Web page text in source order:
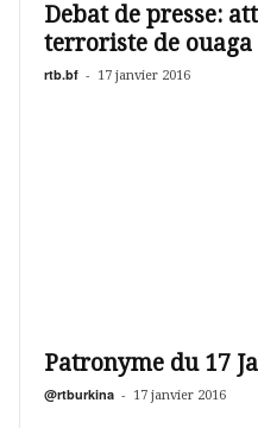
Debat de presse:
terroriste de ouaga
rtb.bf - 17 janvier 2016
Patronyme du 17
@rtburkina - 17 janvier 2016